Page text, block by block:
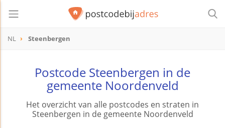
NL Steenbergen
Postcode Steenbergen in de
gemeente Noordenveld
Het overzicht van alle postcodes en straten in
Steenbergen in de gemeente Noordenveld